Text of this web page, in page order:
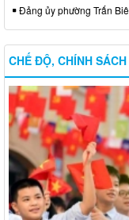
Đảng ủy phường Trấn
CHẾ ĐỘ, CHÍNH